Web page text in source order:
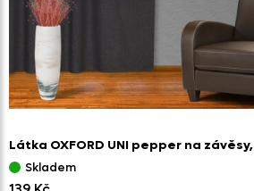
Látka OXFORD UNI pepper na závěsy,
Skladem